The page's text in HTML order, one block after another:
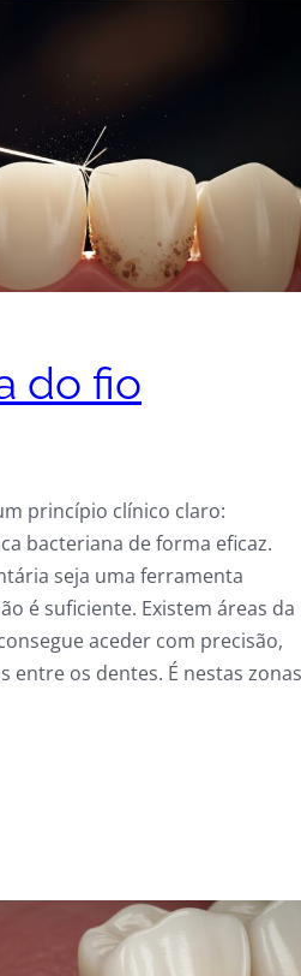
do fio
princípio clínico claro:
bacteriana de forma eficaz.
seja uma ferramenta
é suficiente. Existem áreas da
aceder com precisão,
entre os dentes. É nestas zonas